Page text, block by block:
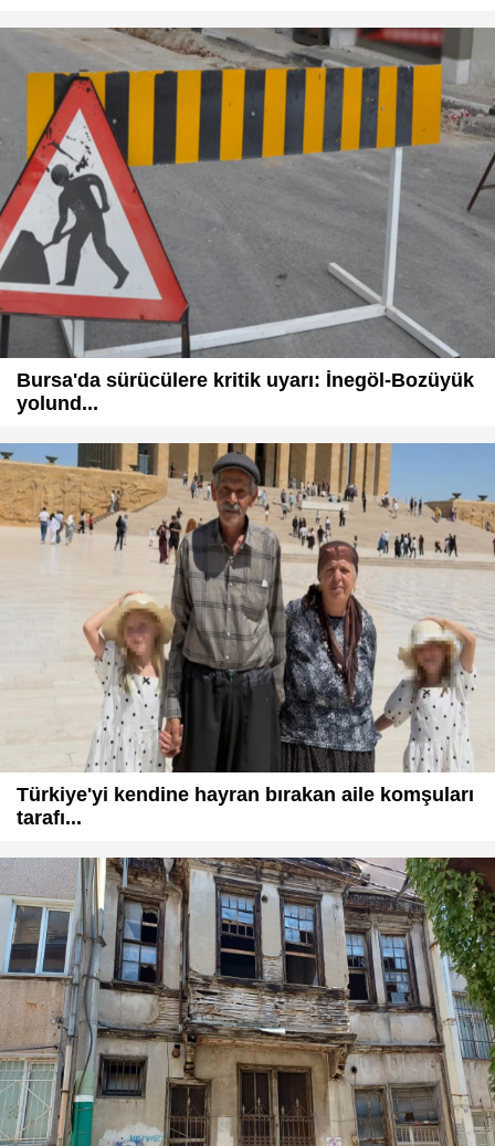
Bursa'da sürücülere kritik uyarı: İnegöl-Bozüyük
yolund...
Türkiye'yi kendine hayran bırakan aile komşuları
tarafı...